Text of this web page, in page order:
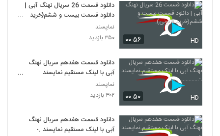
۰۰:۵۶ HD
دانلود قسمت 26 سریال نهنگ آبی |
دانلود قسمت بیست و ششم(خرید
قانونی).
نماپسند
۳۵۰ بازدید
۰۰:۵۰ HD
دانلود قسمت هفدهم سریال نهنگ
آبی با لینک مستقیم نماپسند
.-...................
نماپسند
۳۰۲ بازدید
دانلود قسمت هفدهم سریال نهنگ
آبی با لینک مستقیم نماپسند .-